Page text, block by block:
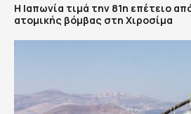
Η Ιαπωνία τιμά την 81η επέτειο
ατομικής βόμβας στη Χιροσίμα